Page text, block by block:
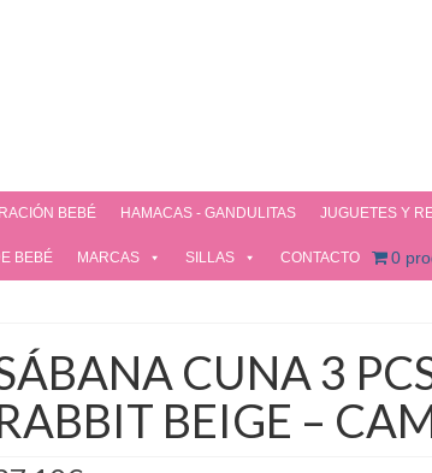
BEBÉ HAMACAS - GANDULITAS JUGUETES Y
BEBÉ MARCAS SILLAS CONTACTO 0
CUNA 3
BEIGE –